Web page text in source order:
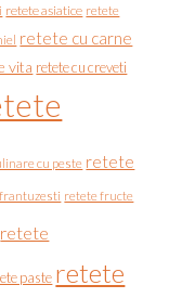
retete asiatice retete
retete cu carne
vita retete cu creveti
cu peste retete
retete fructe
retete
paste retete